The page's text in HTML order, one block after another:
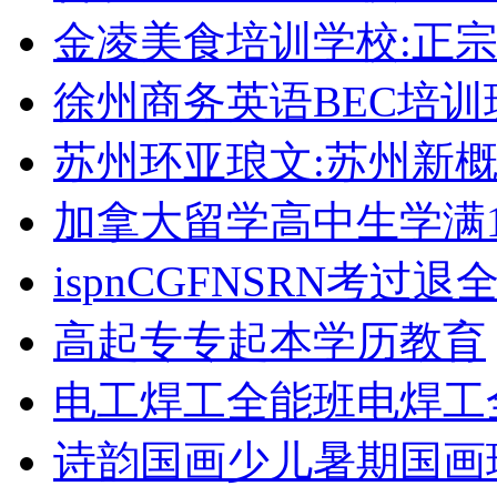
金凌美食培训学校:正
徐州商务英语BEC培训
苏州环亚琅文:苏州新
加拿大留学高中生学满
ispnCGFNSRN考过退
高起专专起本学历教育
电工焊工全能班电焊
诗韵国画少儿暑期国